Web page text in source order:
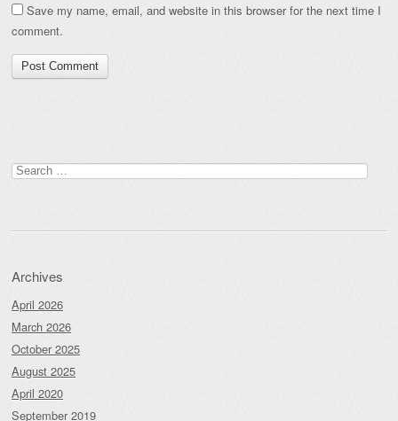
Save my name, email, and website in this browser for the next time I
comment.
Search
for:
Archives
April 2026
March 2026
October 2025
August 2025
April 2020
September 2019